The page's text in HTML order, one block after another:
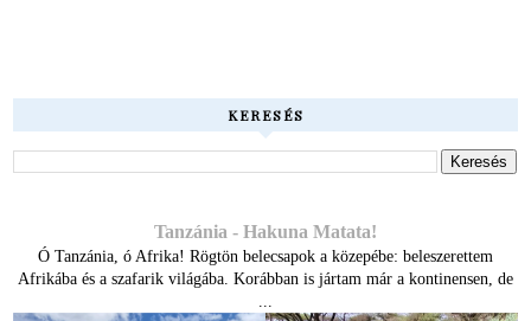
KERESÉS
Tanzánia - Hakuna Matata!
Ó Tanzánia, ó Afrika! Rögtön belecsapok a közepébe: beleszerettem
Afrikába és a szafarik világába. Korábban is jártam már a kontinensen, de
...